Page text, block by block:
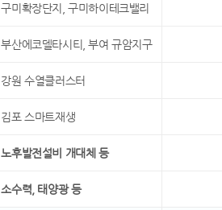
구미확장단지, 구미하이테크밸리
부산에코델타시티, 부여 규암지구
강원 수열클러스터
김포 스마트재생
노후발전설비 개대체 등
소수력, 태양광 등